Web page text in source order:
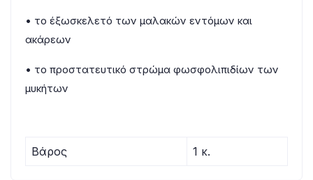
• το έξωσκελετό των μαλακών εντόμων και
ακάρεων
• το προστατευτικό στρώμα φωσφολιπιδίων των
μυκήτων
Βάρος 1 κ.